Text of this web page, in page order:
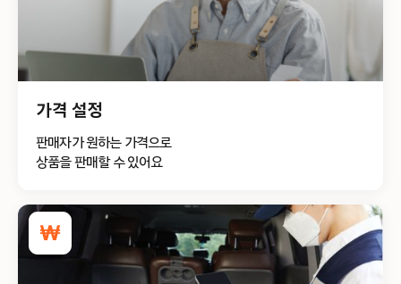
가격 설정
판매자가 원하는 가격으로
상품을 판매할 수 있어요